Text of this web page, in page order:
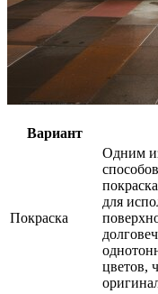
Вариант
Покраска
Одним
для
цветов,